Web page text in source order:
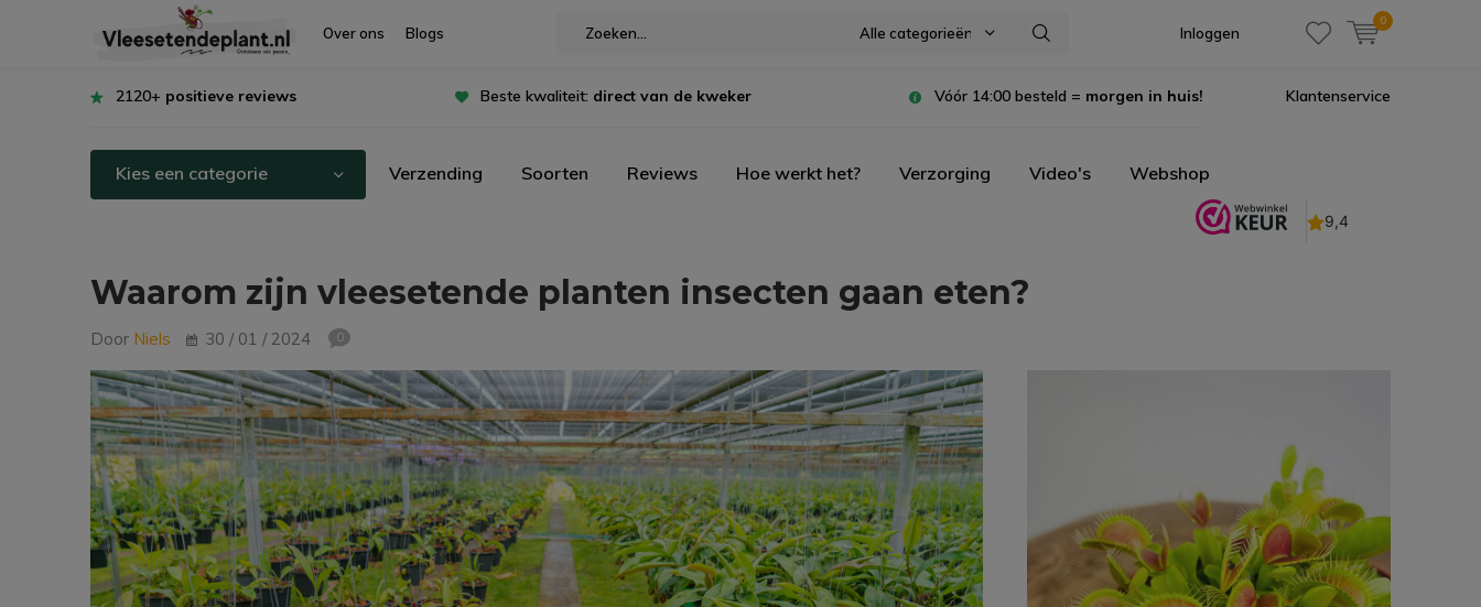
Over ons Blogs Alle categorieën Inloggen
0
2120+ positieve reviews Beste kwaliteit: direct van de kweker Vóór 14:00 besteld = morgen in huis! Klantenservice
Kies een categorie Verzending Soorten Reviews Hoe werkt het? Verzorging Video's Webshop
Waarom zijn vleesetende planten insecten gaan eten?
Door Niels 30 / 01 / 2024 0